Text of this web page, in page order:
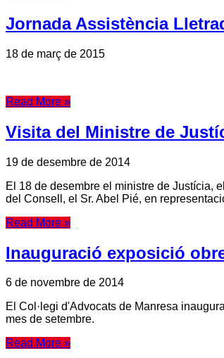
Jornada Assistència
18 de març de 2015
Read More »
Visita del Ministre de
19 de desembre de 2014
El 18 de desembre el ministre de Justícia,
del Consell, el Sr. Abel Pié, en
Read More »
Inauguració exposició
6 de novembre de 2014
El Col·legi d'Advocats de Manresa
mes de setembre.
Read More »